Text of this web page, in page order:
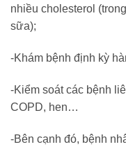
nhiều cholesterol
sữa);
-Khám bệnh định kỳ
-Kiểm soát các bệnh
COPD, hen…
-Bên cạnh đó, bệnh